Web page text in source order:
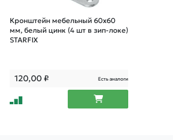
Кронштейн мебельный 60х60
мм, белый цинк (4 шт в зип-локе)
STARFIX
120,00₽ Есть аналоги